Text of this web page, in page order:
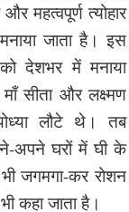
महत्वपूर्ण त्योहार
जाता है। इस
देशभर में मनाया
सीता और लक्ष्मण
लौटे थे। तब
अपने घरों में घी के
जगमगा-कर रोशन
कहा जाता है।